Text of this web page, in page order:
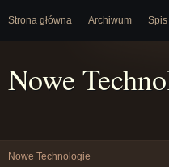
Strona główna Archiwum Spis
Nowe
Nowe Technologie